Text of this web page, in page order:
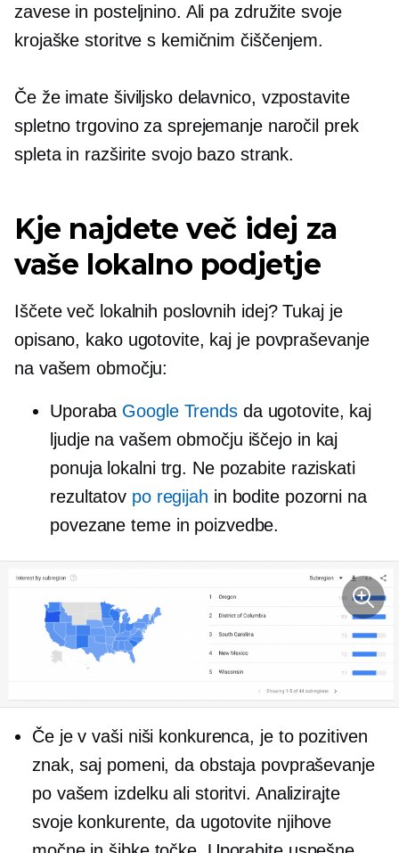
zavese in posteljnino. Ali pa združite svoje
krojaške storitve s kemičnim čiščenjem.
Če že imate šiviljsko delavnico, vzpostavite
spletno trgovino za sprejemanje naročil prek
spleta in razširite svojo bazo strank.
Kje najdete več idej za
vaše lokalno podjetje
Iščete več lokalnih poslovnih idej? Tukaj je
opisano, kako ugotovite, kaj je povpraševanje
na vašem območju:
Uporaba Google Trendsda ugotovite, kaj
ljudje na vašem območju iščejo in kaj
ponuja lokalni trg. Ne pozabite raziskati
rezultatov po regijah in bodite pozorni na
povezane teme in poizvedbe.
Če je v vaši niši konkurenca, je to pozitiven
znak, saj pomeni, da obstaja povpraševanje
po vašem izdelku ali storitvi. Analizirajte
svoje konkurente, da ugotovite njihove